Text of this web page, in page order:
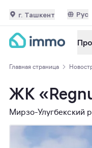
г. Ташкент Рус
Главная страница
ЖК
Мирзо-Улугбекский